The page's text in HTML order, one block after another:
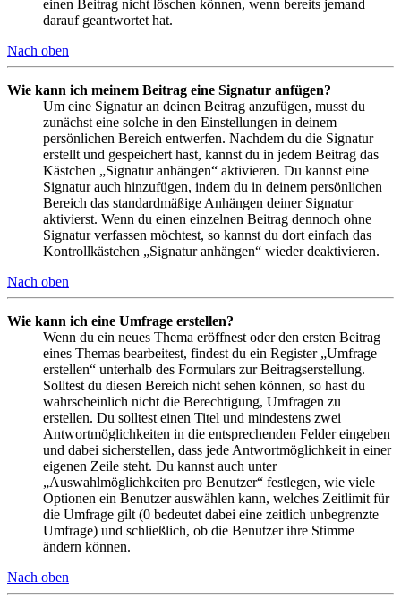
einen Beitrag nicht löschen können, wenn bereits jemand
darauf geantwortet hat.
Nach oben
Wie kann ich meinem Beitrag eine Signatur anfügen?
Um eine Signatur an deinen Beitrag anzufügen, musst du
zunächst eine solche in den Einstellungen in deinem
persönlichen Bereich entwerfen. Nachdem du die Signatur
erstellt und gespeichert hast, kannst du in jedem Beitrag das
Kästchen „Signatur anhängen“ aktivieren. Du kannst eine
Signatur auch hinzufügen, indem du in deinem persönlichen
Bereich das standardmäßige Anhängen deiner Signatur
aktivierst. Wenn du einen einzelnen Beitrag dennoch ohne
Signatur verfassen möchtest, so kannst du dort einfach das
Kontrollkästchen „Signatur anhängen“ wieder deaktivieren.
Nach oben
Wie kann ich eine Umfrage erstellen?
Wenn du ein neues Thema eröffnest oder den ersten Beitrag
eines Themas bearbeitest, findest du ein Register „Umfrage
erstellen“ unterhalb des Formulars zur Beitragserstellung.
Solltest du diesen Bereich nicht sehen können, so hast du
wahrscheinlich nicht die Berechtigung, Umfragen zu
erstellen. Du solltest einen Titel und mindestens zwei
Antwortmöglichkeiten in die entsprechenden Felder eingeben
und dabei sicherstellen, dass jede Antwortmöglichkeit in einer
eigenen Zeile steht. Du kannst auch unter
„Auswahlmöglichkeiten pro Benutzer“ festlegen, wie viele
Optionen ein Benutzer auswählen kann, welches Zeitlimit für
die Umfrage gilt (0 bedeutet dabei eine zeitlich unbegrenzte
Umfrage) und schließlich, ob die Benutzer ihre Stimme
ändern können.
Nach oben